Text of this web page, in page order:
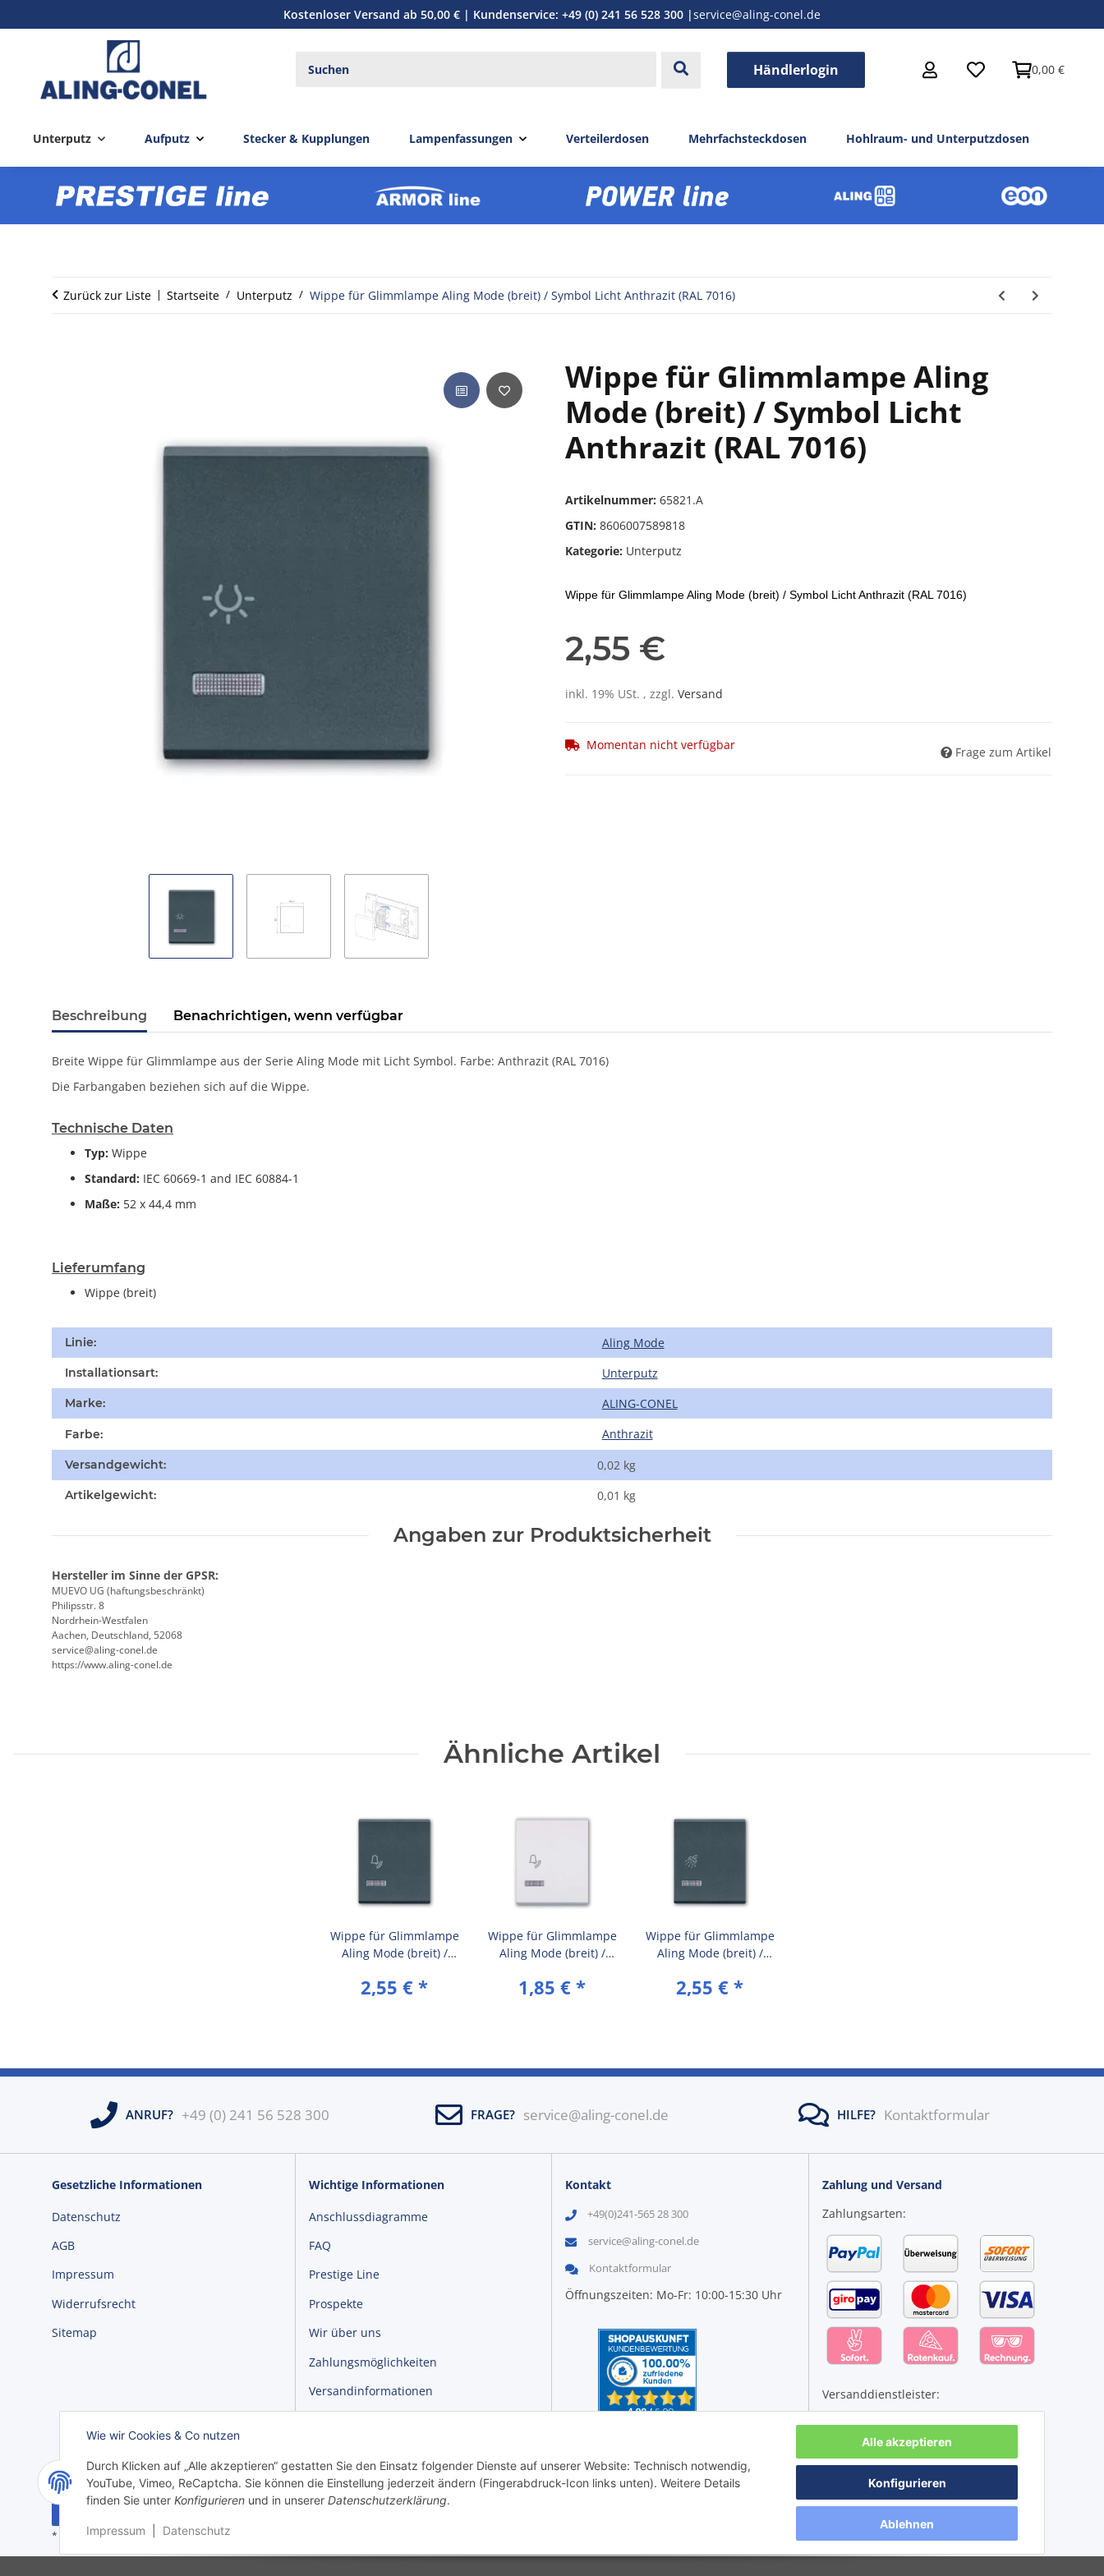
Alle akzeptieren
Konfigurieren
Ablehnen
Wie wir Cookies & Co nutzen
Durch Klicken auf „Alle akzeptieren“ gestatten Sie den Einsatz folgender Dienste auf unserer Website: Technisch notwendig,
YouTube, Vimeo, ReCaptcha. Sie können die Einstellung jederzeit ändern (Fingerabdruck-Icon links unten). Weitere Details
finden Sie unter Konfigurieren und in unserer Datenschutzerklärung.
Impressum Datenschutz
Kostenloser Versand ab 50,00 € | Kundenservice: +49 (0) 241 56 528 300 |service@aling-conel.de
Händlerlogin 0,00 €
Unterputz Aufputz Stecker & Kupplungen Lampenfassungen Verteilerdosen Mehrfachsteckdosen Hohlraum- und Unterputzdosen
Zurück zur Liste Startseite Unterputz Wippe für Glimmlampe Aling Mode (breit) / Symbol Licht Anthrazit (RAL 7016)
Wippe für Glimmlampe Aling
Mode (breit) / Symbol Licht
Anthrazit (RAL 7016)
Artikelnummer: 65821.A
GTIN: 8606007589818
Kategorie: Unterputz
Wippe für Glimmlampe Aling Mode (breit) / Symbol Licht Anthrazit (RAL 7016)
2,55 €
inkl. 19% USt. , zzgl. Versand
Momentan nicht verfügbar Frage zum Artikel
Beschreibung Benachrichtigen, wenn verfügbar
Breite Wippe für Glimmlampe aus der Serie Aling Mode mit Licht Symbol. Farbe: Anthrazit (RAL 7016)
Die Farbangaben beziehen sich auf die Wippe.
Technische Daten
Typ: Wippe
Standard: IEC 60669-1 and IEC 60884-1
Maße: 52 x 44,4 mm
Lieferumfang
Wippe (breit)
Produkteigenschaft
Wert
Linie: Aling Mode
Installationsart: Unterputz
Marke: ALING-CONEL
Farbe: Anthrazit
Versandgewicht: 0,02 kg
Artikelgewicht: 0,01 kg
Angaben zur Produktsicherheit
Hersteller im Sinne der GPSR:
MUEVO UG (haftungsbeschränkt)
Philipsstr. 8
Nordrhein-Westfalen
Aachen, Deutschland, 52068
service@aling-conel.de
https://www.aling-conel.de
Ähnliche Artikel
Wippe für Glimmlampe
Aling Mode (breit) /
Anthrazit (RAL 7016)
2,55 € *
Wippe für Glimmlampe
Aling Mode (breit) /
(RAL 9003)
1,85 € *
Wippe für Glimmlampe
Aling Mode (breit) /
Anthrazit (RAL 7016)
2,55 € *
ANRUF? +49 (0) 241 56 528 300 FRAGE? service@aling-conel.de HILFE? Kontaktformular
Gesetzliche Informationen
Datenschutz
AGB
Impressum
Widerrufsrecht
Sitemap
Wichtige Informationen
Anschlussdiagramme
FAQ
Prestige Line
Prospekte
Wir über uns
Zahlungsmöglichkeiten
Versandinformationen
Kontakt
+49(0)241-565 28 300
service@aling-conel.de
Kontaktformular
Öffnungszeiten: Mo-Fr: 10:00-15:30 Uhr
Zahlung und Versand
Zahlungsarten:
Versanddienstleister:
Vertrag widerrufen
* Alle Preise inkl. gesetzlicher USt., zzgl.